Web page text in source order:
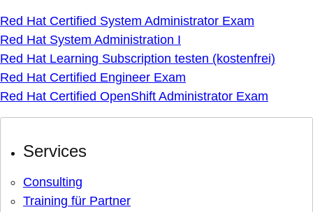
Red Hat Certified System Administrator Exam
Red Hat System Administration I
Red Hat Learning Subscription testen (kostenfrei)
Red Hat Certified Engineer Exam
Red Hat Certified OpenShift Administrator Exam
Services
Consulting
Training für Partner